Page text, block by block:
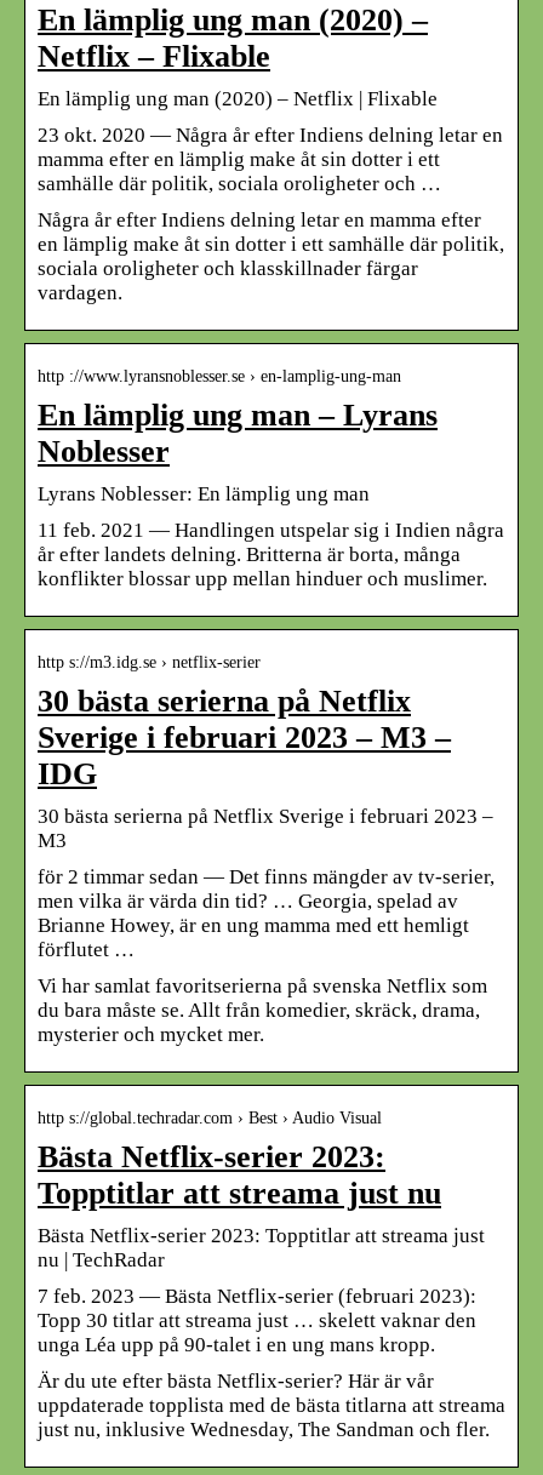
En lämplig ung man (2020) –
Netflix – Flixable
En lämplig ung man (2020) – Netflix | Flixable
23 okt. 2020 — Några år efter Indiens delning letar en
mamma efter en lämplig make åt sin dotter i ett
samhälle där politik, sociala oroligheter och …
Några år efter Indiens delning letar en mamma efter
en lämplig make åt sin dotter i ett samhälle där politik,
sociala oroligheter och klasskillnader färgar
vardagen.
http ://www.lyransnoblesser.se › en-lamplig-ung-man
En lämplig ung man – Lyrans
Noblesser
Lyrans Noblesser: En lämplig ung man
11 feb. 2021 — Handlingen utspelar sig i Indien några
år efter landets delning. Britterna är borta, många
konflikter blossar upp mellan hinduer och muslimer.
http s://m3.idg.se › netflix-serier
30 bästa serierna på Netflix
Sverige i februari 2023 – M3 –
IDG
30 bästa serierna på Netflix Sverige i februari 2023 –
M3
för 2 timmar sedan — Det finns mängder av tv-serier,
men vilka är värda din tid? … Georgia, spelad av
Brianne Howey, är en ung mamma med ett hemligt
förflutet …
Vi har samlat favoritserierna på svenska Netflix som
du bara måste se. Allt från komedier, skräck, drama,
mysterier och mycket mer.
http s://global.techradar.com › Best › Audio Visual
Bästa Netflix-serier 2023:
Topptitlar att streama just nu
Bästa Netflix-serier 2023: Topptitlar att streama just
nu | TechRadar
7 feb. 2023 — Bästa Netflix-serier (februari 2023):
Topp 30 titlar att streama just … skelett vaknar den
unga Léa upp på 90-talet i en ung mans kropp.
Är du ute efter bästa Netflix-serier? Här är vår
uppdaterade topplista med de bästa titlarna att streama
just nu, inklusive Wednesday, The Sandman och fler.